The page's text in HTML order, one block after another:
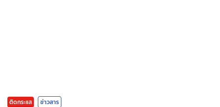
ติดกระแส ข่าวสาร